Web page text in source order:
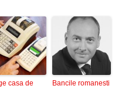
casa de
Bancile romanesti